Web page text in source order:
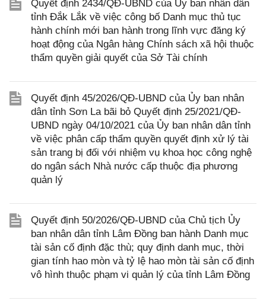
Quyết định 2434/QĐ-UBND của Ủy ban nhân dân
tỉnh Đắk Lắk về việc công bố Danh mục thủ tục
hành chính mới ban hành trong lĩnh vực đăng ký
hoạt động của Ngân hàng Chính sách xã hội thuộc
thẩm quyền giải quyết của Sở Tài chính
Quyết định 45/2026/QĐ-UBND của Ủy ban nhân
dân tỉnh Sơn La bãi bỏ Quyết định 25/2021/QĐ-
UBND ngày 04/10/2021 của Ủy ban nhân dân tỉnh
về việc phân cấp thẩm quyền quyết định xử lý tài
sản trang bị đối với nhiệm vụ khoa học công nghệ
do ngân sách Nhà nước cấp thuộc địa phương
quản lý
Quyết định 50/2026/QĐ-UBND của Chủ tịch Ủy
ban nhân dân tỉnh Lâm Đồng ban hành Danh mục
tài sản cố định đặc thù; quy định danh mục, thời
gian tính hao mòn và tỷ lệ hao mòn tài sản cố định
vô hình thuộc phạm vi quản lý của tỉnh Lâm Đồng